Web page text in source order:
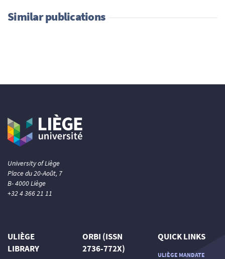
Similar publications
University of Liège
Place du 20-Août, 7
B- 4000 Liège
+32 4 366 21 11
ULIÈGE
LIBRARY
ORBI (ISSN
2736-772X)
QUICK LINKS
ULIÈGE MANDATE